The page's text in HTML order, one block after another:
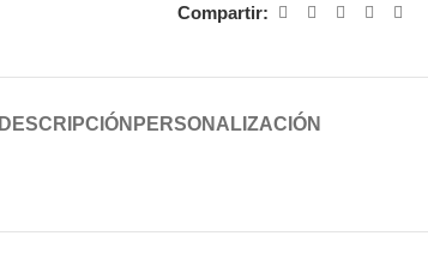
Compartir:
DESCRIPCIÓN PERSONALIZACIÓN